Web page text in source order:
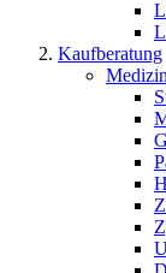
Kaufberatung